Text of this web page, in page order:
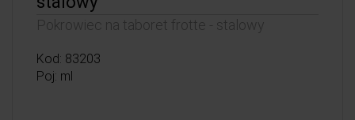
Pokrowiec na taboret frotte - stalowy
Kod: 83203
Poj: ml